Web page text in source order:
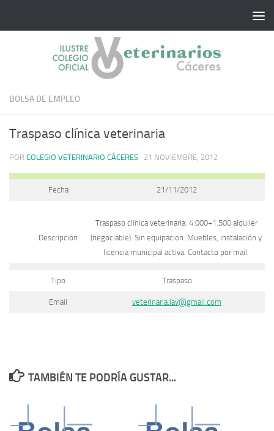
BOLSA DE EMPLEO
Traspaso clínica veterinaria
POR COLEGIO VETERINARIO CÁCERES · 21 NOVIEMBRE, 2012
Fecha 21/11/2012
Descripción
Traspaso clínica veterinaria: 4.000+1.500 alquiler
(negociable). Sin equipacion. Muebles, instalación y
licencia municipal activa. Contacto por mail.
Tipo Traspaso
Email veterinaria.lav@gmail.com
TAMBIÉN TE PODRÍA GUSTAR...